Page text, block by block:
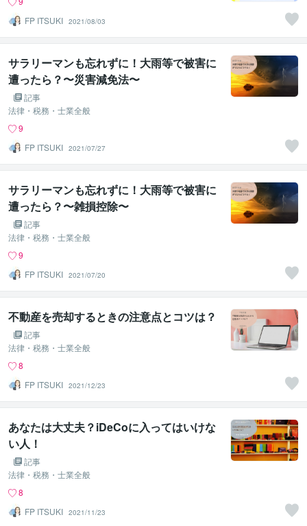
FP ITSUKI 2021/08/03
サラリーマンも忘れずに！大雨等で被害に
遭ったら？〜災害減免法〜
記事
法律・税務・士業全般
9
FP ITSUKI 2021/07/27
サラリーマンも忘れずに！大雨等で被害に
遭ったら？〜雑損控除〜
記事
法律・税務・士業全般
9
FP ITSUKI 2021/07/20
不動産を売却するときの注意点とコツは？
記事
法律・税務・士業全般
8
FP ITSUKI 2021/12/23
あなたは大丈夫？iDeCoに入ってはいけな
い人！
記事
法律・税務・士業全般
8
FP ITSUKI 2021/11/23